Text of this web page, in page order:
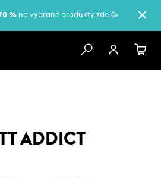
% na vybrané produkty zde.🥳
ADDICT